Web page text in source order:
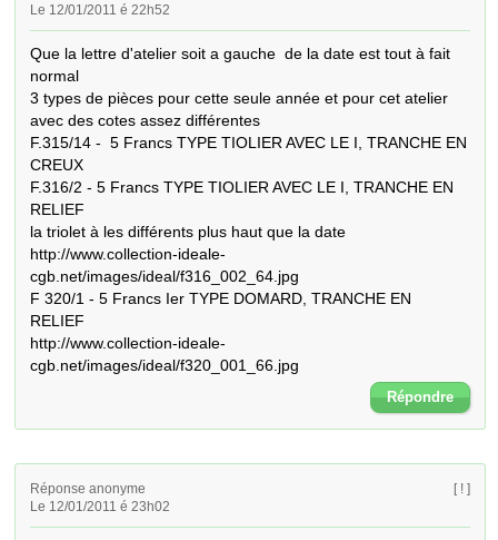
Le 12/01/2011 é 22h52
Que la lettre d'atelier soit a gauche  de la date est tout à fait
normal
3 types de pièces pour cette seule année et pour cet atelier
avec des cotes assez différentes
F.315/14 -  5 Francs TYPE TIOLIER AVEC LE I, TRANCHE EN
CREUX
F.316/2 - 5 Francs TYPE TIOLIER AVEC LE I, TRANCHE EN
RELIEF
la triolet à les différents plus haut que la date
http://www.collection-ideale-
cgb.net/images/ideal/f316_002_64.jpg
F 320/1 - 5 Francs Ier TYPE DOMARD, TRANCHE EN
RELIEF
http://www.collection-ideale-
cgb.net/images/ideal/f320_001_66.jpg
Répondre
Réponse anonyme
Le 12/01/2011 é 23h02
[ ! ]